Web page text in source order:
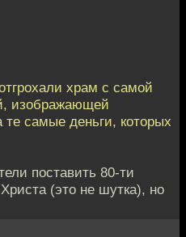
храм с самой
изображающей
самые деньги, которых
поставить 80-ти
(это не шутка), но